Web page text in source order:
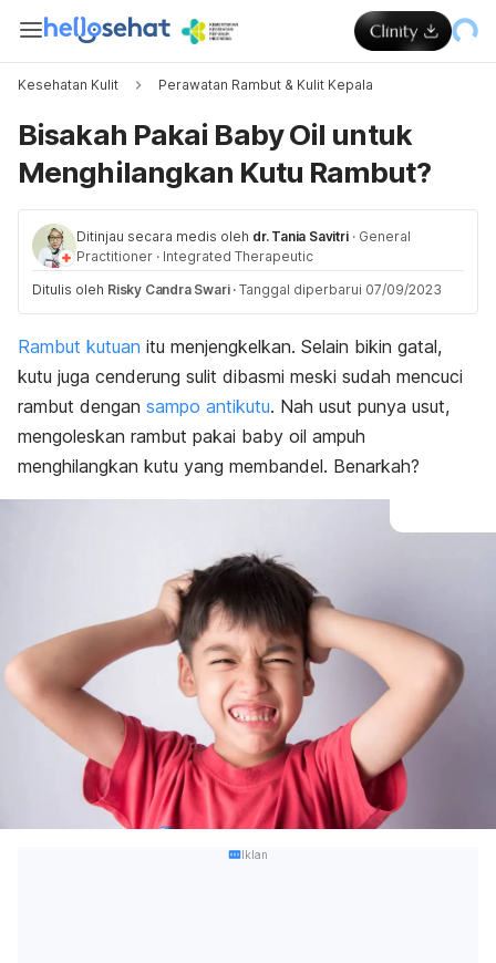
Kesehatan Kulit Perawatan Rambut & Kulit Kepala
Bisakah Pakai Baby Oil untuk
Menghilangkan Kutu Rambut?
Ditinjau secara medis oleh dr. Tania Savitri · General
Practitioner · Integrated Therapeutic
Ditulis oleh Risky Candra Swari · Tanggal diperbarui 07/09/2023
Rambut kutuan itu menjengkelkan. Selain bikin gatal,
kutu juga cenderung sulit dibasmi meski sudah mencuci
rambut dengan sampo antikutu. Nah usut punya usut,
mengoleskan rambut pakai baby oil ampuh
menghilangkan kutu yang membandel. Benarkah?
Iklan